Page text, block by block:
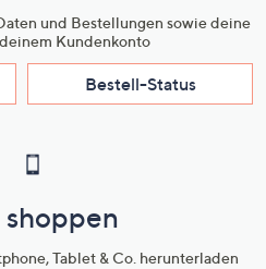
und Bestellungen sowie deine
Kundenkonto
Bestell-Status
Tablet & Co. herunterladen